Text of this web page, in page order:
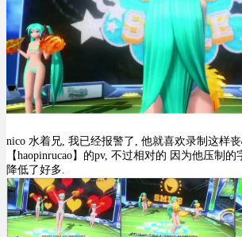
nico 水着兄, 我已经报警了, 他就喜欢录制这样
【haopinrucao】的pv, 不过相对的 因为他压制
降低了好多.